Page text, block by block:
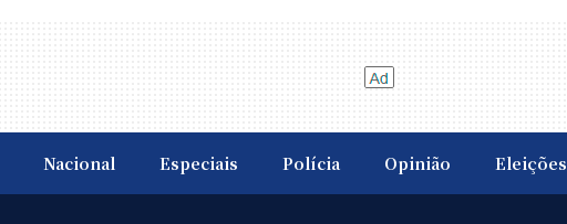
Nacional Especiais Polícia Opinião Eleições